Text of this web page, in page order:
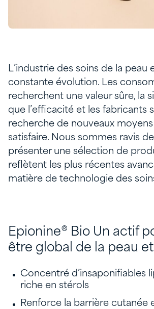
L’industrie des soins de la peau
constante évolution. Les
recherchent une valeur sûre, la
que l’efficacité et les fabricants
recherche de nouveaux
satisfaire. Nous sommes ravis
présenter une sélection de
reflètent les plus récentes
matière de technologie des
Epionine® Bio Un actif
être global de la peau
Concentré d’insaponifiables
riche en stérols
Renforce la barrière cutanée